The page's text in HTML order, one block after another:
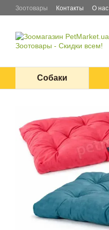
Перейти к основному контенту
Зоотовары Контакты О нас
Собаки